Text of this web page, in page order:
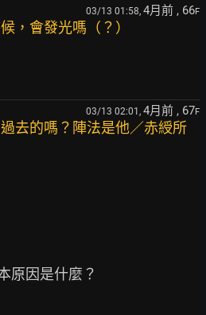
03/13 01:58, 4月前 , 66F
，會發光嗎（？）
03/13 02:01, 4月前 , 67F
去的嗎？陣法是他／赤綬所
原因是什麼？